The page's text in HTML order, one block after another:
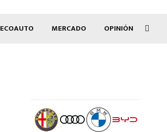
ECOAUTO MERCADO OPINIÓN